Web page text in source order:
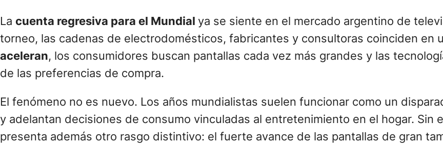
La cuenta regresiva para el Mundial ya se siente en el mercado argentino de
torneo, las cadenas de electrodomésticos, fabricantes y consultoras coinciden en
aceleran, los consumidores buscan pantallas cada vez más grandes y las
de las preferencias de compra.
El fenómeno no es nuevo. Los años mundialistas suelen funcionar como un
y adelantan decisiones de consumo vinculadas al entretenimiento en el hogar. Sin
presenta además otro rasgo distintivo: el fuerte avance de las pantallas de gran